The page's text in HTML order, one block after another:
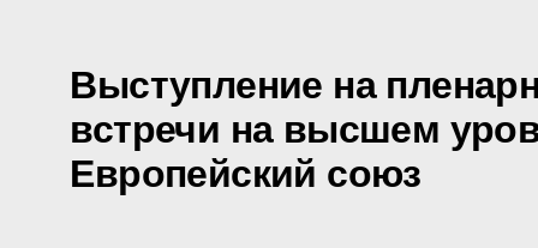
Выступление на
встречи на высшем
Европейский союз